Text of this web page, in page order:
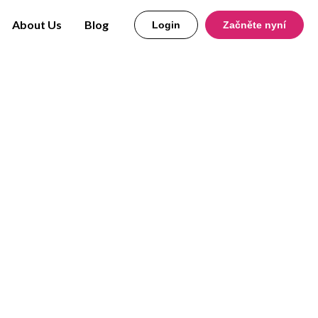
About Us Blog Login Začněte nyní